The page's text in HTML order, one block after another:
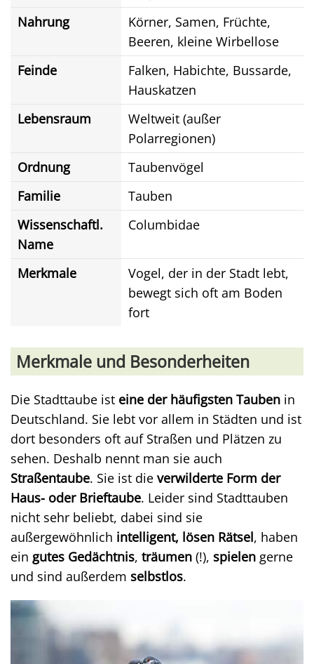
Nahrung
Körner, Samen, Früchte,
Beeren, kleine Wirbellose
Feinde
Falken, Habichte, Bussarde,
Hauskatzen
Lebensraum
Weltweit (außer
Polarregionen)
Ordnung
Taubenvögel
Familie
Tauben
Wissenschaftl.
Name
Columbidae
Merkmale
Vogel, der in der Stadt lebt,
bewegt sich oft am Boden
fort
Merkmale und Besonderheiten
Die Stadttaube ist eine der häufigsten Tauben in
Deutschland. Sie lebt vor allem in Städten und ist
dort besonders oft auf Straßen und Plätzen zu
sehen. Deshalb nennt man sie auch
Straßentaube. Sie ist die verwilderte Form der
Haus- oder Brieftaube. Leider sind Stadttauben
nicht sehr beliebt, dabei sind sie
außergewöhnlich intelligent, lösen Rätsel, haben
ein gutes Gedächtnis, träumen (!), spielen gerne
und sind außerdem selbstlos.